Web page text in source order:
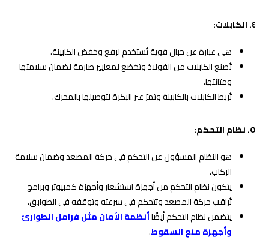
٤. الكابلات:
هي عبارة عن حبال قوية تُستخدم لرفع وخفض الكابينة.
تُصنع الكابلات من الفولاذ وتخضع لمعايير صارمة لضمان سلامتها
ومتانتها.
تُربط الكابلات بالكابينة وتمرّ عبر البكرة لتوصيلها بالمحرك.
٥. نظام التحكم:
هو النظام المسؤول عن التحكم في حركة المصعد وضمان سلامة
الركاب.
يتكون نظام التحكم من أجهزة استشعار وأجهزة كمبيوتر وبرامج
تُراقب حركة المصعد وتتحكم في سرعته وتوقفه في الطوابق.
يتضمن نظام التحكم أيضًاأنظمة الأمان مثل فرامل الطوارئ
وأجهزة منع السقوط.